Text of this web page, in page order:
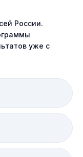
России.
уже с